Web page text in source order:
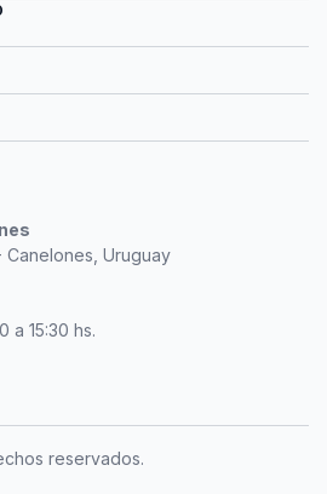
Uruguay
a 15:30 hs.
reservados.